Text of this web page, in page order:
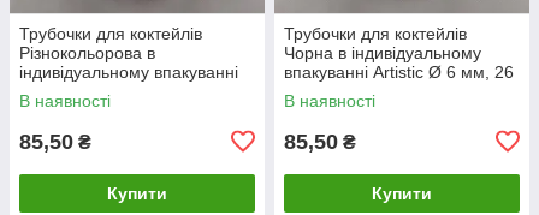
Трубочки для коктейлів
Різнокольорова в
індивідуальному впакуванні
Artistic Ø 6 мм, 26 см (100
шт)
В наявності
85,50 ₴
Купити
Трубочки для коктейлів
Чорна в індивідуальному
впакуванні Artistic Ø 6 мм, 26
см (100 шт)
В наявності
85,50 ₴
Купити